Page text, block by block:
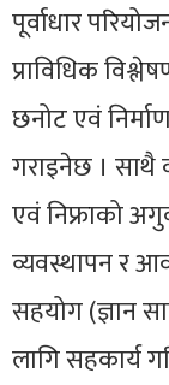
पूर्वाधार
प्राविधिक
छनोट एवं
गराइनेछ । साथै
एवंनिफ्राको
व्यवस्थापन र
सहयोग(ज्ञान
लागि सहकार्य